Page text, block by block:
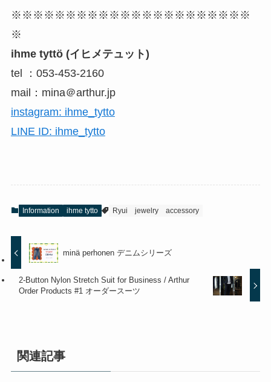
※※※※※※※※※※※※※※※※※※※※※※
※
ihme tyttö (イヒメテュット)
tel ：053-453-2160
mail：mina＠arthur.jp
instagram: ihme_tytto
LINE ID: ihme_tytto
Information ihme tytto Ryui jewelry accessory
minä perhonen デニムシリーズ
2-Button Nylon Stretch Suit for Business / Arthur
Order Products #1 オーダースーツ
関連記事